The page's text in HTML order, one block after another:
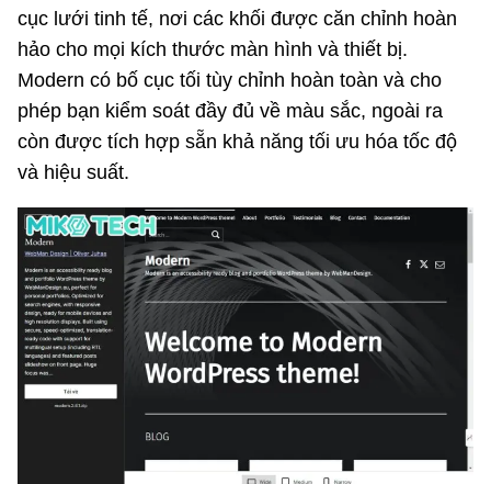
cục lưới tinh tế, nơi các khối được căn chỉnh hoàn
hảo cho mọi kích thước màn hình và thiết bị.
Modern có bố cục tối tùy chỉnh hoàn toàn và cho
phép bạn kiểm soát đầy đủ về màu sắc, ngoài ra
còn được tích hợp sẵn khả năng tối ưu hóa tốc độ
và hiệu suất.